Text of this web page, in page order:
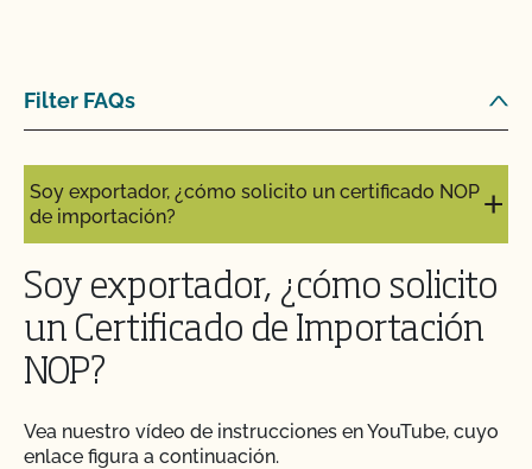
Filter FAQs
Soy exportador, ¿cómo solicito un certificado NOP
de importación?
Soy exportador, ¿cómo solicito
un Certificado de Importación
NOP?
Vea nuestro vídeo de instrucciones en YouTube, cuyo
enlace figura a continuación.